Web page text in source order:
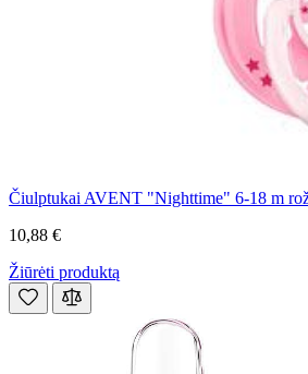
Čiulptukai AVENT "Nighttime" 6-18 m
10,88 €
Žiūrėti produktą